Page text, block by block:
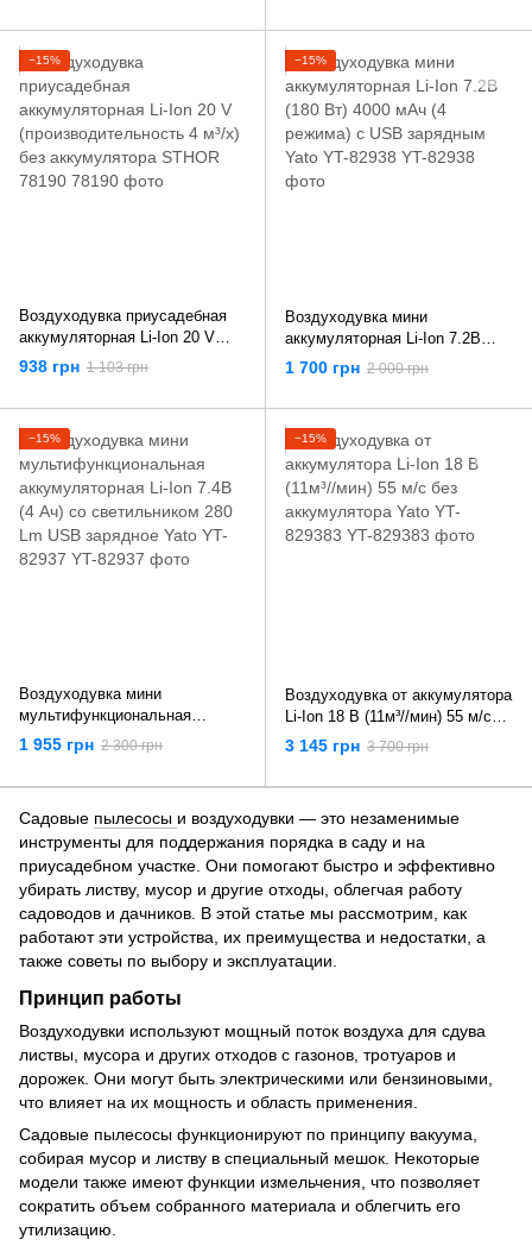
−15%
Воздуходувка приусадебная
аккумуляторная Li-Ion 20 V
(производительность 4 м³/х)
без аккумулятора STHOR
938 грн 1 103 грн
−15%
Воздуходувка мини
аккумуляторная Li-Ion 7.2В
(180 Вт) 4000 мАч (4 режима) с
USB зарядным Yato YT-82938
1 700 грн 2 000 грн
−15%
Воздуходувка мини
мультифункциональная
аккумуляторная Li-Ion 7.4В (4
Ач) со светильником 280 Lm
1 955 грн 2 300 грн
−15%
Воздуходувка от аккумулятора
Li-Ion 18 В (11м³//мин) 55 м/с
без аккумулятора Yato YT-
3 145 грн 3 700 грн
Садовые пылесосы и воздуходувки — это незаменимые
инструменты для поддержания порядка в саду и на
приусадебном участке. Они помогают быстро и эффективно
убирать листву, мусор и другие отходы, облегчая работу
садоводов и дачников. В этой статье мы рассмотрим, как
работают эти устройства, их преимущества и недостатки, а
также советы по выбору и эксплуатации.
Принцип работы
Воздуходувки используют мощный поток воздуха для сдува
листвы, мусора и других отходов с газонов, тротуаров и
дорожек. Они могут быть электрическими или бензиновыми,
что влияет на их мощность и область применения.
Садовые пылесосы функционируют по принципу вакуума,
собирая мусор и листву в специальный мешок. Некоторые
модели также имеют функции измельчения, что позволяет
сократить объем собранного материала и облегчить его
утилизацию.